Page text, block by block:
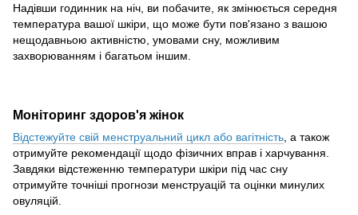
Надівши годинник на ніч, ви побачите, як змінюється середня
температура вашої шкіри, що може бути пов'язано з вашою
нещодавньою активністю, умовами сну, можливим
захворюванням і багатьом іншим.
Моніторинг здоров'я жінок
Відстежуйте свій менструальний цикл або вагітність, а також
отримуйте рекомендації щодо фізичних вправ і харчування.
Завдяки відстеженню температури шкіри під час сну
отримуйте точніші прогнози менструацій та оцінки минулих
овуляцій.